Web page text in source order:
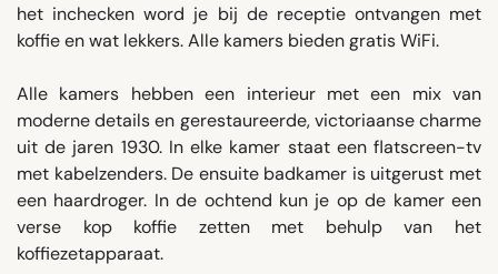
het inchecken word je bij de receptie ontvangen met
koffie en wat lekkers. Alle kamers bieden gratis WiFi.
Alle kamers hebben een interieur met een mix van
moderne details en gerestaureerde, victoriaanse charme
uit de jaren 1930. In elke kamer staat een flatscreen-tv
met kabelzenders. De ensuite badkamer is uitgerust met
een haardroger. In de ochtend kun je op de kamer een
verse kop koffie zetten met behulp van het
koffiezetapparaat.